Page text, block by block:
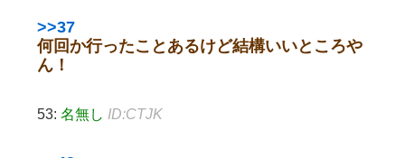
>>37
何回か行ったことあるけど結構いいところや
ん！
53: 名無し ID:CTJK